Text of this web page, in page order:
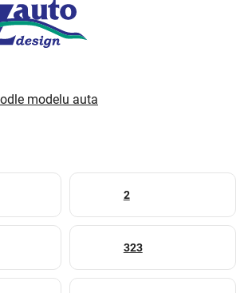
modelu auta
2
323